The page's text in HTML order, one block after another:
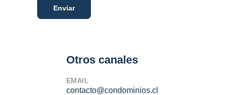
Otros canales
EMAIL
contacto@condominios.cl